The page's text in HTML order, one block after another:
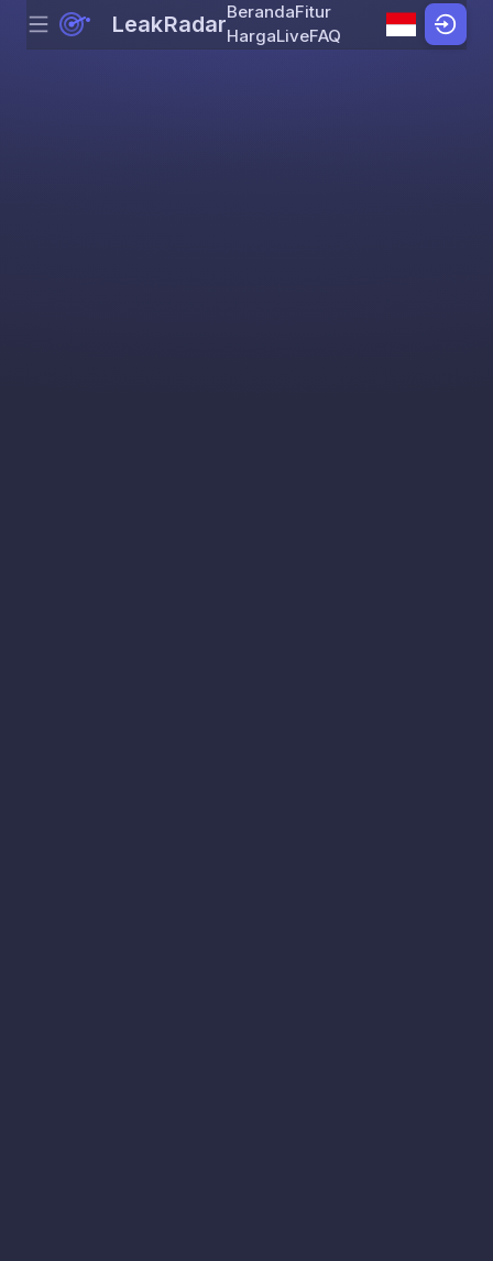
Skip to content
Menu LeakRadarBerandaFitur
HargaLiveFAQ